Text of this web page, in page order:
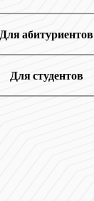
Для абитуриентов
Для студентов